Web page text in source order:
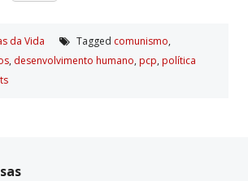
da Vida Tagged comunismo,
, desenvolvimento humano, pcp, polí­tica